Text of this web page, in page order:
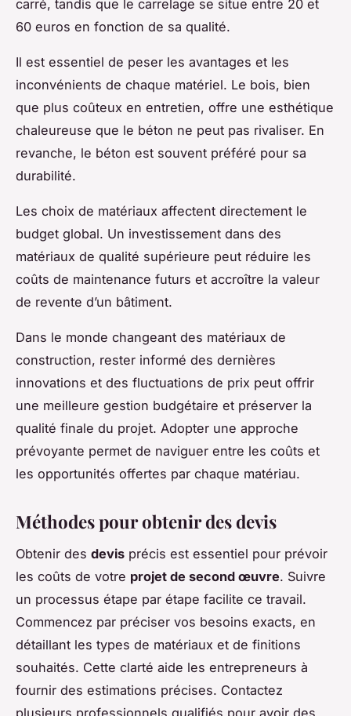
carré, tandis que le carrelage se situe entre 20 et
60 euros en fonction de sa qualité.
Il est essentiel de peser les avantages et les
inconvénients de chaque matériel. Le bois, bien
que plus coûteux en entretien, offre une esthétique
chaleureuse que le béton ne peut pas rivaliser. En
revanche, le béton est souvent préféré pour sa
durabilité.
Les choix de matériaux affectent directement le
budget global. Un investissement dans des
matériaux de qualité supérieure peut réduire les
coûts de maintenance futurs et accroître la valeur
de revente d’un bâtiment.
Dans le monde changeant des matériaux de
construction, rester informé des dernières
innovations et des fluctuations de prix peut offrir
une meilleure gestion budgétaire et préserver la
qualité finale du projet. Adopter une approche
prévoyante permet de naviguer entre les coûts et
les opportunités offertes par chaque matériau.
Méthodes pour obtenir des devis
Obtenir des devis précis est essentiel pour prévoir
les coûts de votre projet de second œuvre. Suivre
un processus étape par étape facilite ce travail.
Commencez par préciser vos besoins exacts, en
détaillant les types de matériaux et de finitions
souhaités. Cette clarté aide les entrepreneurs à
fournir des estimations précises. Contactez
plusieurs professionnels qualifiés pour avoir des